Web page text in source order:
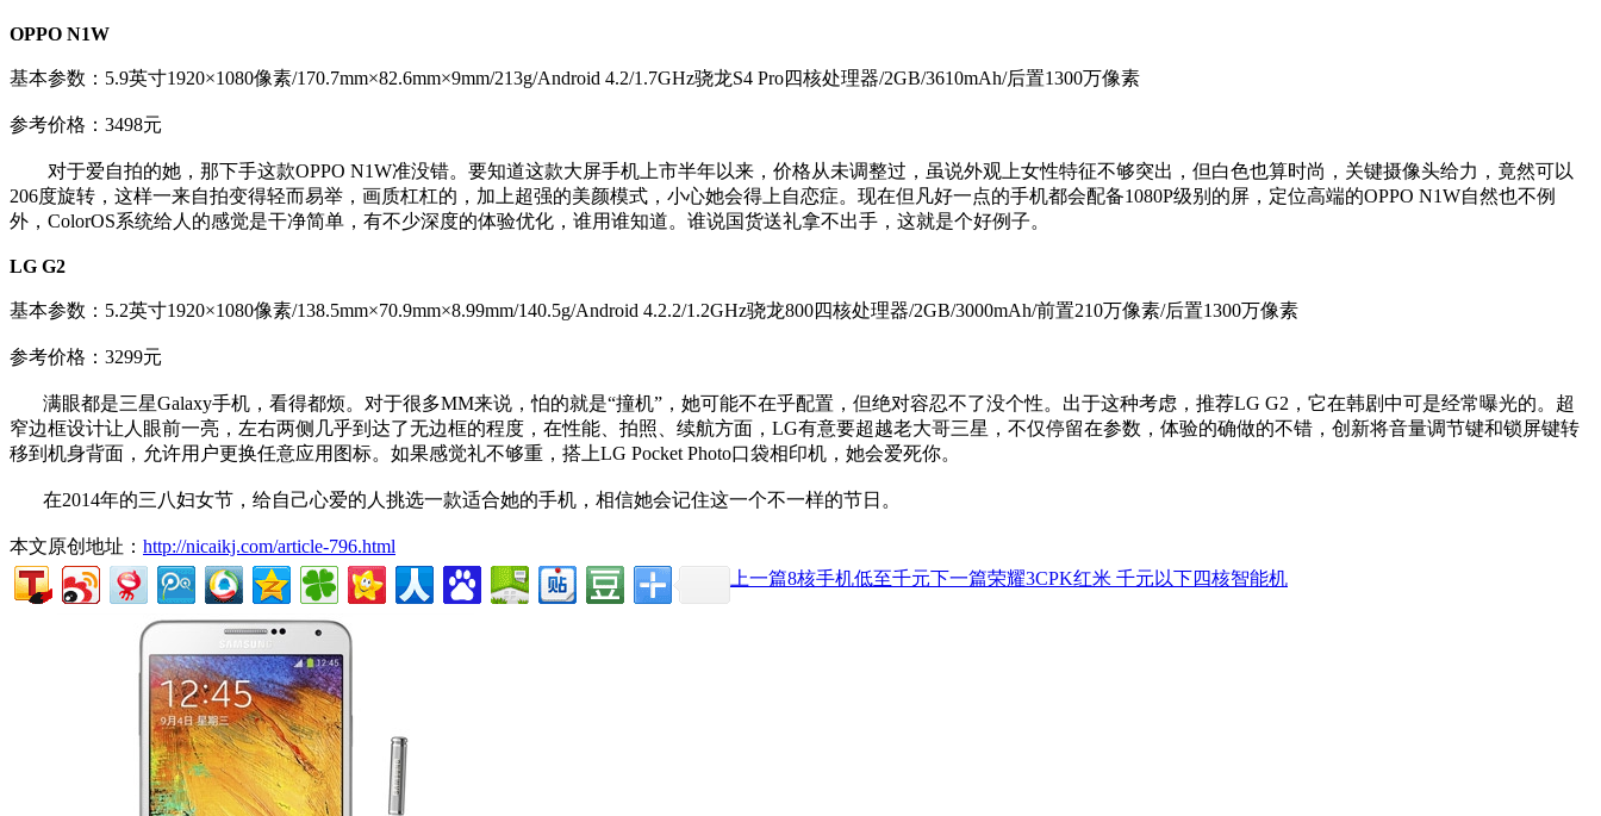
OPPO N1W
基本参数：5.9英寸1920×1080像素/170.7mm×82.6mm×9mm/213g/Android 4.2/1.7GHz骁龙S4 Pro四核处理器/2GB/3610mAh/后置1300万像素
参考价格：3498元
对于爱自拍的她，那下手这款OPPO N1W准没错。要知道这款大屏手机上市半年以来，价格从未调整过，虽说外观上女性特征不够突出，但白色也算时尚，关键摄像头给力，竟然可以
206度旋转，这样一来自拍变得轻而易举，画质杠杠的，加上超强的美颜模式，小心她会得上自恋症。现在但凡好一点的手机都会配备1080P级别的屏，定位高端的OPPO N1W自然也不例
外，ColorOS系统给人的感觉是干净简单，有不少深度的体验优化，谁用谁知道。谁说国货送礼拿不出手，这就是个好例子。
LG G2
基本参数：5.2英寸1920×1080像素/138.5mm×70.9mm×8.99mm/140.5g/Android 4.2.2/1.2GHz骁龙800四核处理器/2GB/3000mAh/前置210万像素/后置1300万像素
参考价格：3299元
满眼都是三星Galaxy手机，看得都烦。对于很多MM来说，怕的就是“撞机”，她可能不在乎配置，但绝对容忍不了没个性。出于这种考虑，推荐LG G2，它在韩剧中可是经常曝光的。超
窄边框设计让人眼前一亮，左右两侧几乎到达了无边框的程度，在性能、拍照、续航方面，LG有意要超越老大哥三星，不仅停留在参数，体验的确做的不错，创新将音量调节键和锁屏键转
移到机身背面，允许用户更换任意应用图标。如果感觉礼不够重，搭上LG Pocket Photo口袋相印机，她会爱死你。
在2014年的三八妇女节，给自己心爱的人挑选一款适合她的手机，相信她会记住这一个不一样的节日。
本文原创地址： http://nicaikj.com/article-796.html
上一篇8核手机低至千元下一篇荣耀3CPK红米 千元以下四核智能机